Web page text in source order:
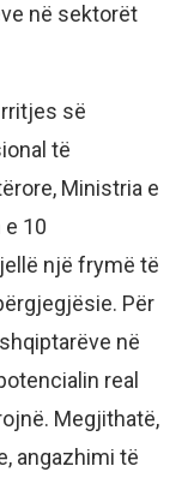
në sektorët
së
të
Ministria e
10
një frymë të
Për
në
real
Megjithatë,
angazhimi të